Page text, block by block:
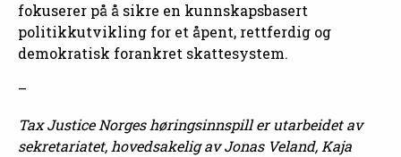
fokuserer på å sikre en kunnskapsbasert
politikkutvikling for et åpent, rettferdig og
demokratisk forankret skattesystem.
–
Tax Justice Norges høringsinnspill er utarbeidet av
sekretariatet, hovedsakelig av Jonas Veland, Kaja